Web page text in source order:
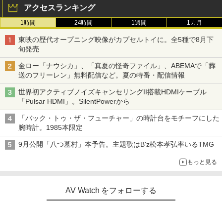
アクセスランキング
1時間 24時間 1週間 1カ月
東映の歴代オープニング映像がカプセルトイに。全5種で8月下
旬発売
金ロー「ナウシカ」、「真夏の怪奇ファイル」、ABEMAで「葬
送のフリーレン」無料配信など。夏の特番・配信情報
世界初アクティブノイズキャンセリングII搭載HDMIケーブル
「Pulsar HDMI」。SilentPowerから
「バック・トゥ・ザ・フューチャー」の時計台をモチーフにした
腕時計。1985本限定
9月公開「八つ墓村」本予告。主題歌はB'z松本孝弘率いるTMG
もっと見る
AV Watch をフォローする